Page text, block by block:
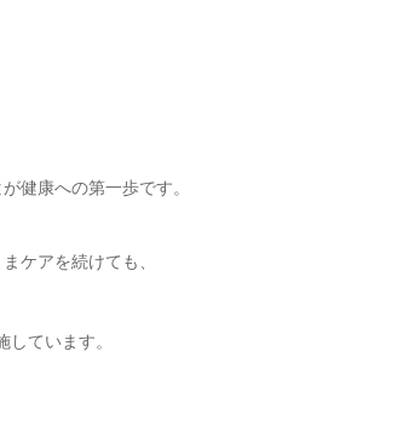
が健康への第一歩です。
ケアを続けても、
ています。